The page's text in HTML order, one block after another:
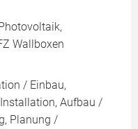
Wallboxen
/ Einbau,
Aufbau /
Planung /